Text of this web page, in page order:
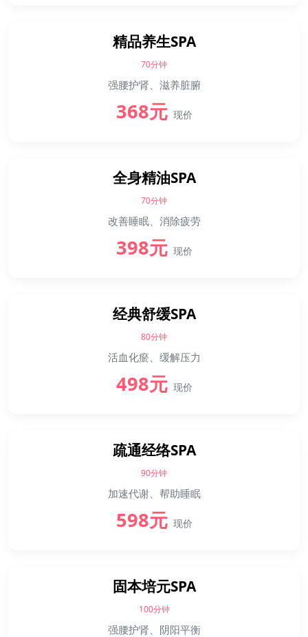
精品养生SPA
70分钟
强腰护肾、滋养脏腑
368元 现价
全身精油SPA
70分钟
改善睡眠、消除疲劳
398元 现价
经典舒缓SPA
80分钟
活血化瘀、缓解压力
498元 现价
疏通经络SPA
90分钟
加速代谢、帮助睡眠
598元 现价
固本培元SPA
100分钟
强腰护肾、阴阳平衡